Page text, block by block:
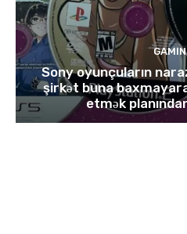
Sony oyunçuların
şirkət buna
etmək